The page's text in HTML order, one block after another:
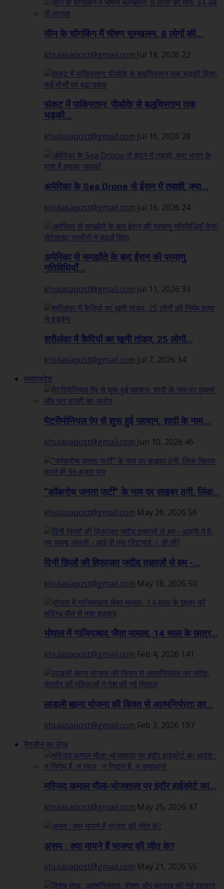
चीन के चोंगकिंग में भीषण भूस्खलन, 8 लोगों की...
khulasapost@gmail.com Jul 18, 2026 22
संकट में पाकिस्तान: पीओके से बलूचिस्तान तक
भड़की...
khulasapost@gmail.com Jul 16, 2026 28
अमेरिका के Sea Drone से ईरान में तबाही, क्या...
khulasapost@gmail.com Jul 16, 2026 24
अमेरिका से समझौते के बाद ईरान की परमाणु
गतिविधियाँ...
khulasapost@gmail.com Jul 11, 2026 33
श्रीलंका में कैदियों का खूनी तांडव, 25 लोगों...
khulasapost@gmail.com Jul 7, 2026 34
मध्यप्रदेश
मेट्रीमोनियल ऐप से शुरू हुई पहचान, शादी के नाम...
khulasapost@gmail.com Jun 10, 2026 46
“कॉकरोच जनता पार्टी” के नाम पर साइबर ठगी, लिंक...
khulasapost@gmail.com May 26, 2026 56
दिनी क़िलों की हिफाज़त जदीद तक़ाज़ों से हम -...
khulasapost@gmail.com May 18, 2026 50
भोपाल में गाजियाबाद जैसा मामला, 14 साल के छात्र...
khulasapost@gmail.com Feb 4, 2026 141
लाडली बहना योजना की किश्त से आत्मनिर्भरता का...
khulasapost@gmail.com Feb 3, 2026 197
मैगज़ीन का लेख
मस्जिद कमाल मौला-भोजशाला पर इंदौर हाईकोर्ट का...
khulasapost@gmail.com May 25, 2026 47
असम : क्या मायने हैं भाजपा की जीत के?
khulasapost@gmail.com May 21, 2026 55